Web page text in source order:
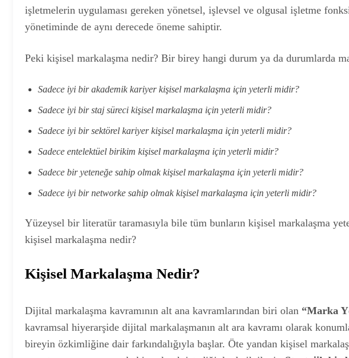
işletmelerin uygulaması gereken yönetsel, işlevsel ve olgusal işletme
yönetiminde de aynı derecede öneme sahiptir.
Peki kişisel markalaşma nedir? Bir birey hangi durum ya da durumlarda
Sadece iyi bir akademik kariyer kişisel markalaşma için yeterli midir?
Sadece iyi bir staj süreci kişisel markalaşma için yeterli midir?
Sadece iyi bir sektörel kariyer kişisel markalaşma için yeterli midir?
Sadece entelektüel birikim kişisel markalaşma için yeterli midir?
Sadece bir yeteneğe sahip olmak kişisel markalaşma için yeterli midir?
Sadece iyi bir networke sahip olmak kişisel markalaşma için yeterli midir?
Yüzeysel bir literatür taramasıyla bile tüm bunların kişisel markalaşma
kişisel markalaşma nedir?
Kişisel Markalaşma Nedir?
Dijital markalaşma kavramının alt ana kavramlarından biri olan “Marka
kavramsal hiyerarşide dijital markalaşmanın alt ara kavramı olarak
bireyin özkimliğine dair farkındalığıyla başlar. Öte yandan kişisel